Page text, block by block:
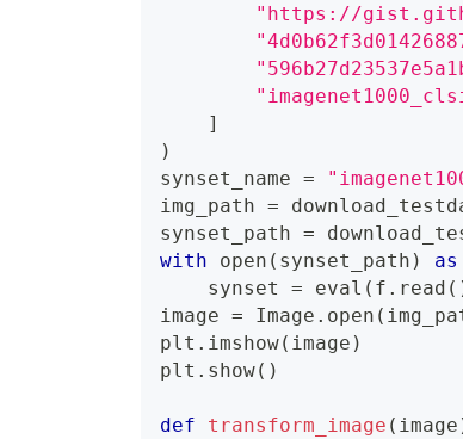
"https://
]
)
synset_name =
img_path =
synset_path =
with
open ( synset_path ) as
    synset
= eval ( f . read (
image = Image . open (
plt . imshow( image )
plt . show( )
def transform_image ( image